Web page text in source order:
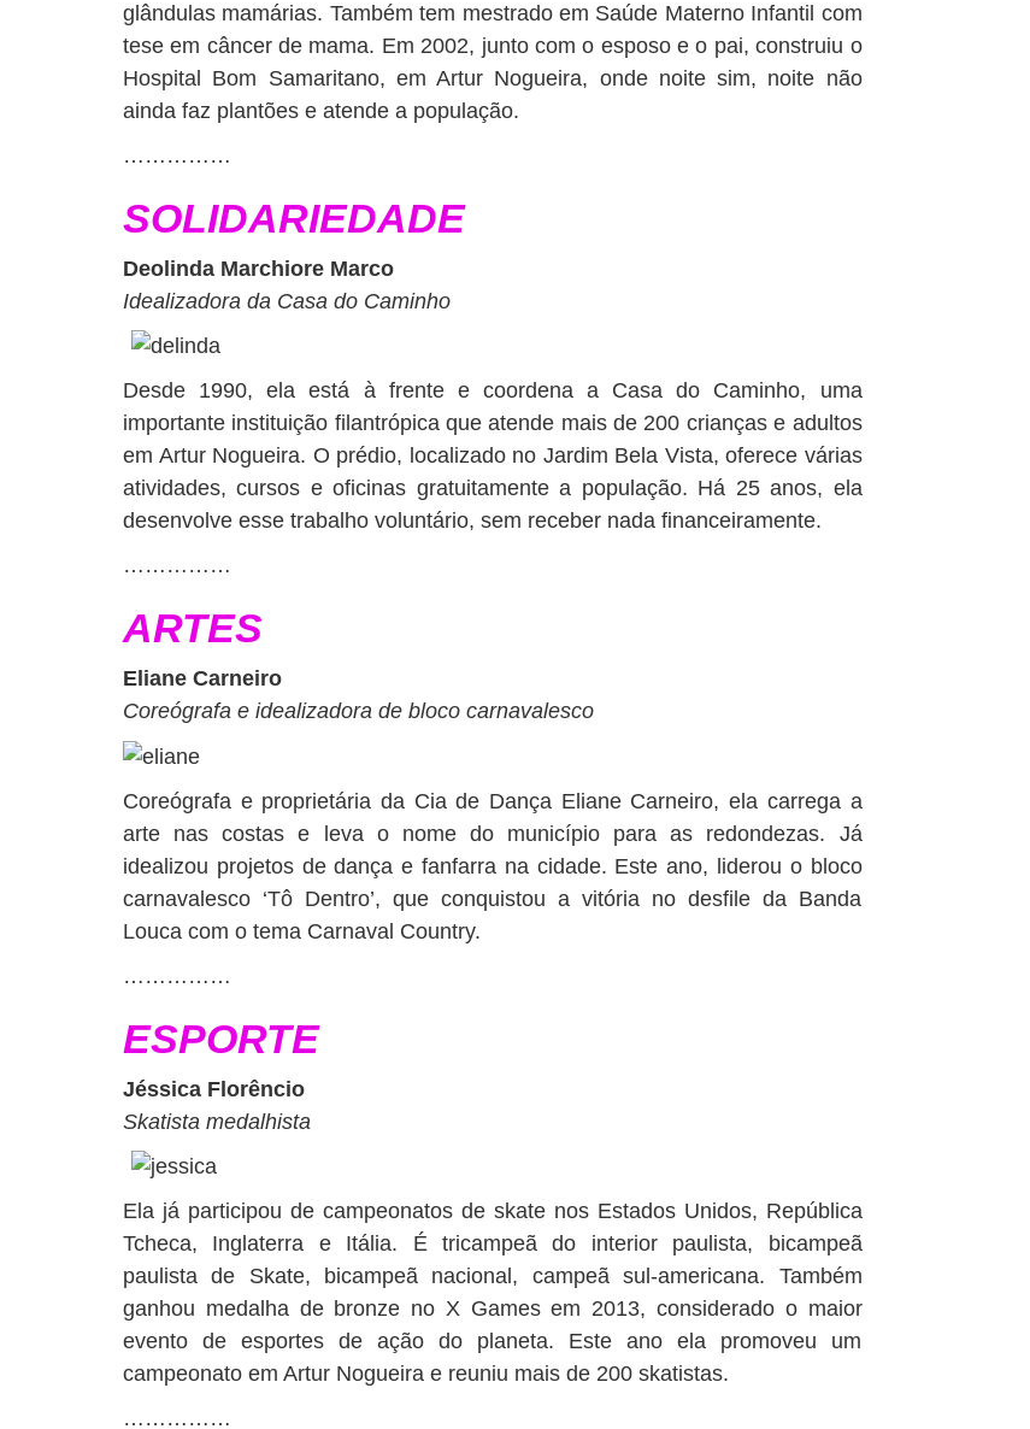
glândulas mamárias. Também tem mestrado em Saúde Materno Infantil com
tese em câncer de mama. Em 2002, junto com o esposo e o pai, construiu o
Hospital Bom Samaritano, em Artur Nogueira, onde noite sim, noite não
ainda faz plantões e atende a população.
……………
SOLIDARIEDADE
Deolinda Marchiore Marco
Idealizadora da Casa do Caminho
Desde 1990, ela está à frente e coordena a Casa do Caminho, uma
importante instituição filantrópica que atende mais de 200 crianças e adultos
em Artur Nogueira. O prédio, localizado no Jardim Bela Vista, oferece várias
atividades, cursos e oficinas gratuitamente a população. Há 25 anos, ela
desenvolve esse trabalho voluntário, sem receber nada financeiramente.
……………
ARTES
Eliane Carneiro
Coreógrafa e idealizadora de bloco carnavalesco
Coreógrafa e proprietária da Cia de Dança Eliane Carneiro, ela carrega a
arte nas costas e leva o nome do município para as redondezas. Já
idealizou projetos de dança e fanfarra na cidade. Este ano, liderou o bloco
carnavalesco ‘Tô Dentro’, que conquistou a vitória no desfile da Banda
Louca com o tema Carnaval Country.
……………
ESPORTE
Jéssica Florêncio
Skatista medalhista
Ela já participou de campeonatos de skate nos Estados Unidos, República
Tcheca, Inglaterra e Itália. É tricampeã do interior paulista, bicampeã
paulista de Skate, bicampeã nacional, campeã sul-americana. Também
ganhou medalha de bronze no X Games em 2013, considerado o maior
evento de esportes de ação do planeta. Este ano ela promoveu um
campeonato em Artur Nogueira e reuniu mais de 200 skatistas.
……………